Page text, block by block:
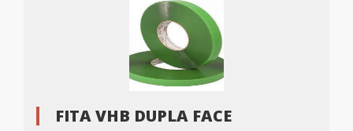
FITA VHB DUPLA FACE